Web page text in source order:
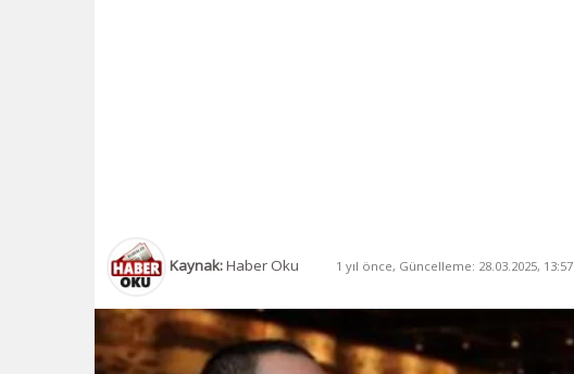
Kaynak:Haber Oku 1 yıl önce, Güncelleme: 28.03.2025, 13:57